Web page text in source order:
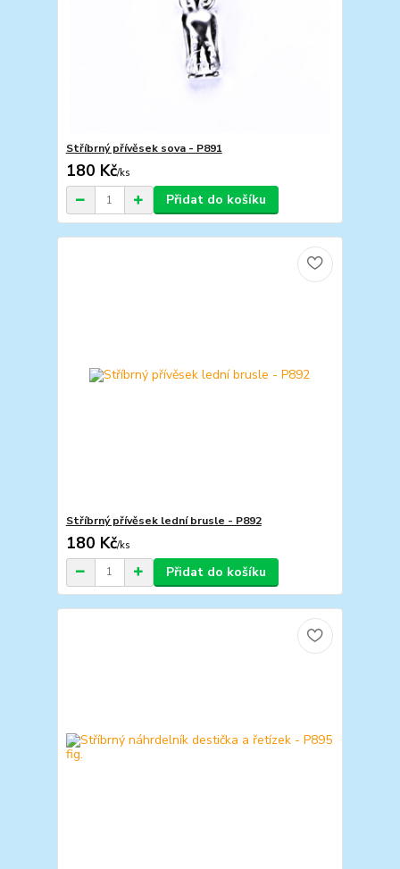
Stříbrný přívěsek sova - P891
180 Kč/ks
Přidat do košíku
Stříbrný přívěsek lední brusle - P892
180 Kč/ks
Přidat do košíku